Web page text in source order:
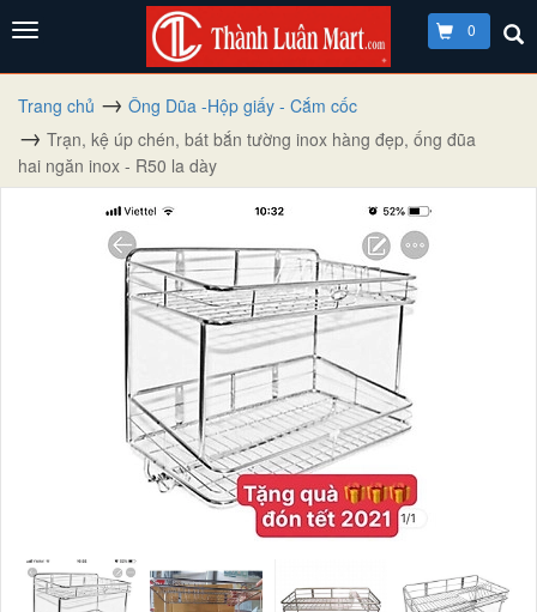
0
Trang chủ
Ông Dũa -Hộp giấy - Cắm cốc
Trạn, kệ úp chén, bát bắn tường inox hàng đẹp, ống đũa
hai ngăn inox - R50 la dày